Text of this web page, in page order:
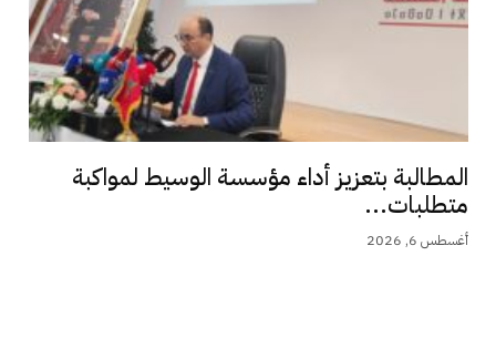
المطالبة بتعزيز أداء مؤسسة الوسيط لمواكبة
متطلبات...
أغسطس 6, 2026